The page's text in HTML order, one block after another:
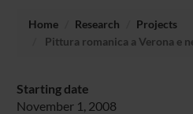
Home Research
Projects
Pittura romanica a Verona e
Starting date
November 1, 2008